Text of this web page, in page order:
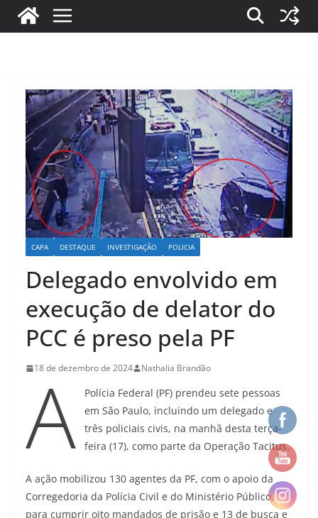
CAPA DESTAQUE INVESTIGAÇÃO POLICIA
Delegado envolvido em
execução de delator do
PCC é preso pela PF
18 de dezembro de 2024 Nathalia Brandão
A
Polícia Federal (PF) prendeu sete pessoas
em São Paulo, incluindo um delegado e
três policiais civis, na manhã desta terça-
feira (17), como parte da Operação Tacitus.
A ação mobilizou 130 agentes da PF, com o apoio da
Corregedoria da Polícia Civil e do Ministério Público,
para cumprir oito mandados de prisão e 13 de busca e